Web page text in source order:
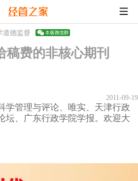
道德监督
稿费的非核心期刊
2011-09-19
学管理与评论、唯实、天津行政
坛、广东行政学院学报。欢迎大